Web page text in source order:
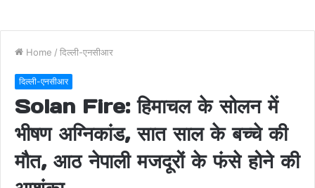
Home / दिल्ली-एनसीआर
दिल्ली-एनसीआर
Solan Fire: हिमाचल के सोलन में
भीषण अग्निकांड, सात साल के बच्चे की
मौत, आठ नेपाली मजदूरों के फंसे होने की